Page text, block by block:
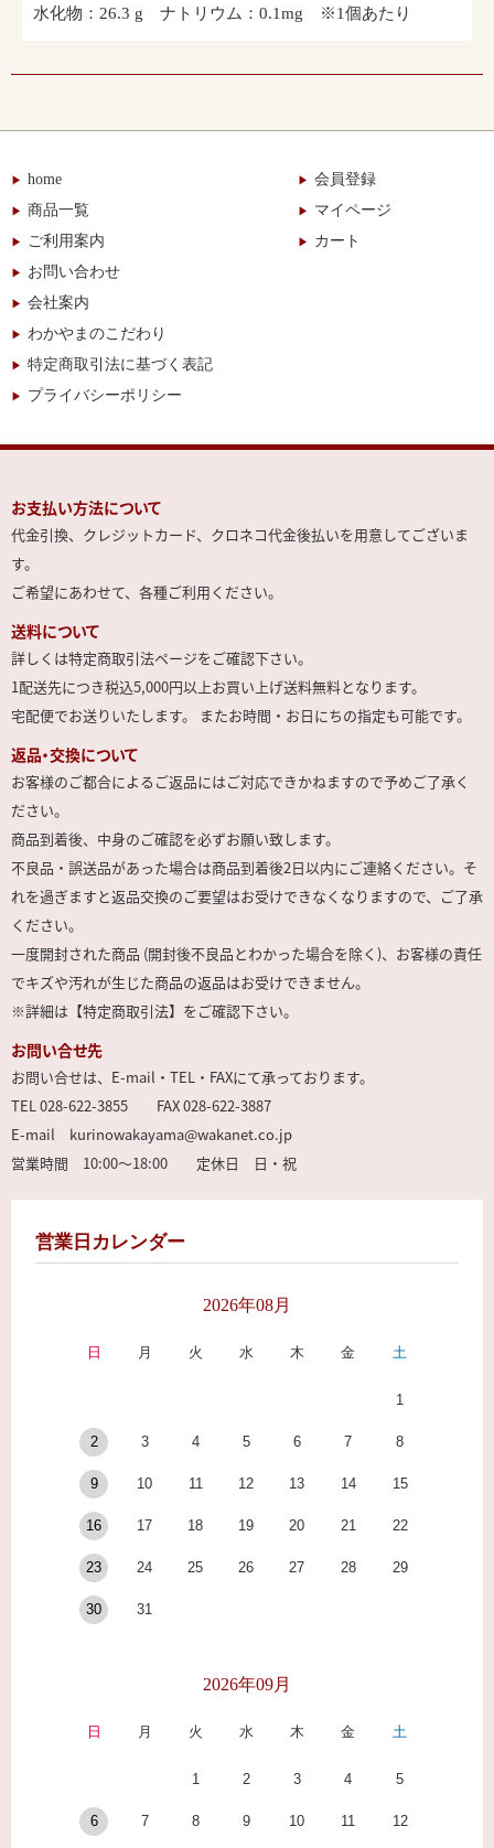
水化物：26.3 g ナトリウム：0.1mg ※1個あたり
home
商品一覧
ご利用案内
お問い合わせ
会社案内
わかやまのこだわり
特定商取引法に基づく表記
プライバシーポリシー
会員登録
マイページ
カート
お支払い方法について
代金引換、クレジットカード、クロネコ代金後払いを用意してございま
す。
ご希望にあわせて、各種ご利用ください。
送料について
詳しくは特定商取引法ページをご確認下さい。
1配送先につき税込5,000円以上お買い上げ送料無料となります。
宅配便でお送りいたします。 またお時間・お日にちの指定も可能です。
返品・交換について
お客様のご都合によるご返品にはご対応できかねますので予めご了承く
ださい。
商品到着後、中身のご確認を必ずお願い致します。
不良品・誤送品があった場合は商品到着後2日以内にご連絡ください。そ
れを過ぎますと返品交換のご要望はお受けできなくなりますので、ご了承
ください。
一度開封された商品 (開封後不良品とわかった場合を除く)、お客様の責任
でキズや汚れが生じた商品の返品はお受けできません。
※詳細は【特定商取引法】をご確認下さい。
お問い合せ先
お問い合せは、E-mail・TEL・FAXにて承っております。
TEL 028-622-3855 FAX 028-622-3887
E-mail kurinowakayama@wakanet.co.jp
営業時間 10:00～18:00 定休日 日・祝
営業日カレンダー
2026年08月
日 月 火 水 木 金 土
1
2 3 4 5 6 7 8
9 10 11 12 13 14 15
16 17 18 19 20 21 22
23 24 25 26 27 28 29
30 31
2026年09月
日 月 火 水 木 金 土
1 2 3 4 5
6 7 8 9 10 11 12